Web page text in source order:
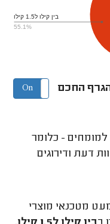
בין קילו ל1.5 קילו
55.1%
החכם On Off
למומחים - כלומר
דעת ודירוגים
מטכנאי מוצרי